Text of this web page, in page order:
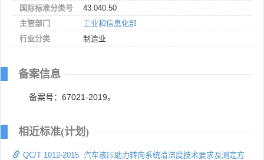
国际标准分类号
43.040.50
主管部门
工业和信息化部
行业分类
制造业
备案信息
备案号：67021-2019。
相近标准(计划)
QC/T 1012-2015 汽车液压助力转向系统清洁度技术要求及测定方